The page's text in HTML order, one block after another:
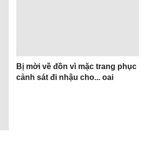
Bị mời về đồn vì mặc trang phục
cảnh sát đi nhậu cho... oai